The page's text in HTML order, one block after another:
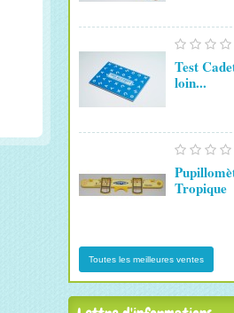
Test
loin...
Tropique
Toutes les meilleures ventes